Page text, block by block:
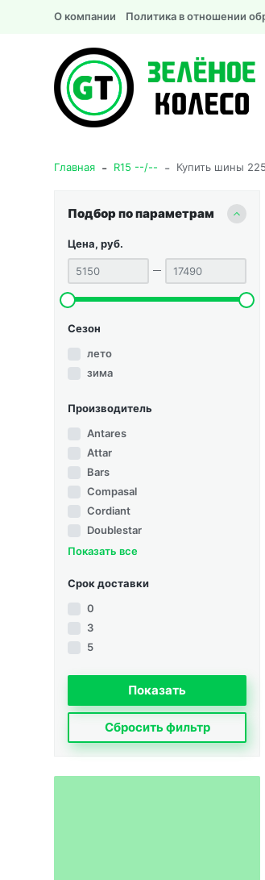
О компании Политика в отношении
Главная - R15 --/-- - Купить шины
Подбор по параметрам
Цена, руб.
Сезон
лето
зима
Производитель
Antares
Attar
Bars
Compasal
Cordiant
Doublestar
Показать все
Срок доставки
0
3
5
Сбросить фильтр